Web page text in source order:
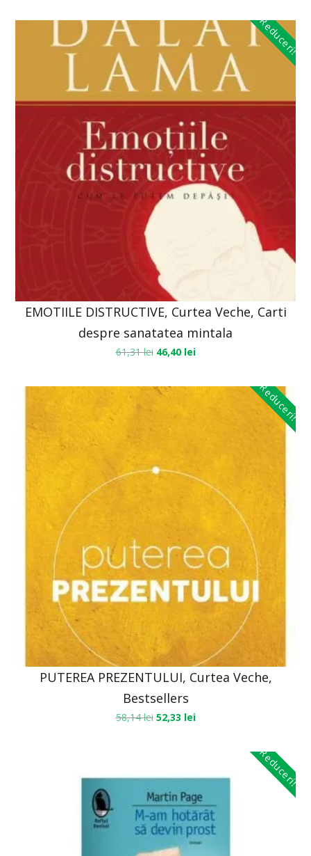
Reduceri!
EMOTIILE DISTRUCTIVE, Curtea Veche, Carti
despre sanatatea mintala
61,31lei 46,40 lei
Reduceri!
PUTEREA PREZENTULUI, Curtea Veche,
Bestsellers
58,14lei 52,33 lei
Reduceri!